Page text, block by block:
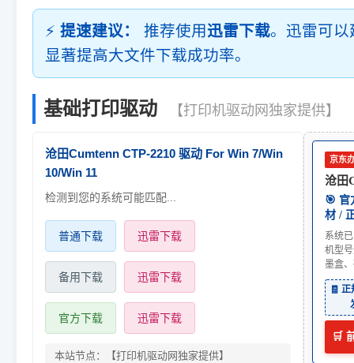
⚡ 提速建议： 推荐使用迅雷下载。迅雷可
显著提高大文件下载成功率。
基础打印驱动 【打印机驱动网独家提供】
沧田Cumtenn CTP-2210 驱动 For Win 7/Win
10/Win 11
检测到您的系统可能匹配...
普通下载 迅雷下载
备用下载 迅雷下载
官方下载 迅雷下载
本站节点：【打印机驱动网独家提供】
京东
沧田
🎯 官
材 /
系统
机型
墨盒
🧾
🛒